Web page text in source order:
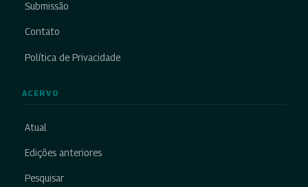
Submissão
Contato
Política de Privacidade
ACERVO
Atual
Edições anteriores
Pesquisar